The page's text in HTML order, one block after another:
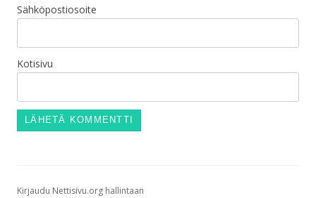
Sähköpostiosoite
Kotisivu
Kirjaudu Nettisivu.org hallintaan